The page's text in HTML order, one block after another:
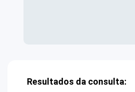
Resultados da consulta: